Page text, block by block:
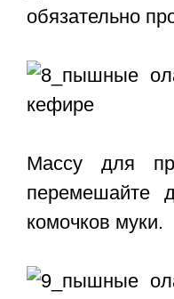
обязательно
Массу для
перемешайте
комочков муки.